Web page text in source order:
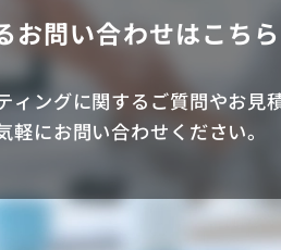
お問い合わせはこちら
ィングに関するご質問やお見
にお問い合わせください。